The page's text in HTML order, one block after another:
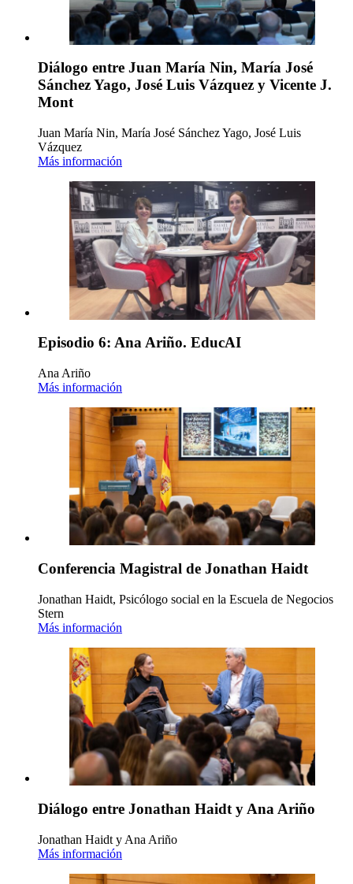
Diálogo entre Juan María Nin, María José
Sánchez Yago, José Luis Vázquez y Vicente J.
Mont
Juan María Nin, María José Sánchez Yago, José Luis
Vázquez
Más información
Episodio 6: Ana Ariño. EducAI
Ana Ariño
Más información
Conferencia Magistral de Jonathan Haidt
Jonathan Haidt, Psicólogo social en la Escuela de Negocios
Stern
Más información
Diálogo entre Jonathan Haidt y Ana Ariño
Jonathan Haidt y Ana Ariño
Más información